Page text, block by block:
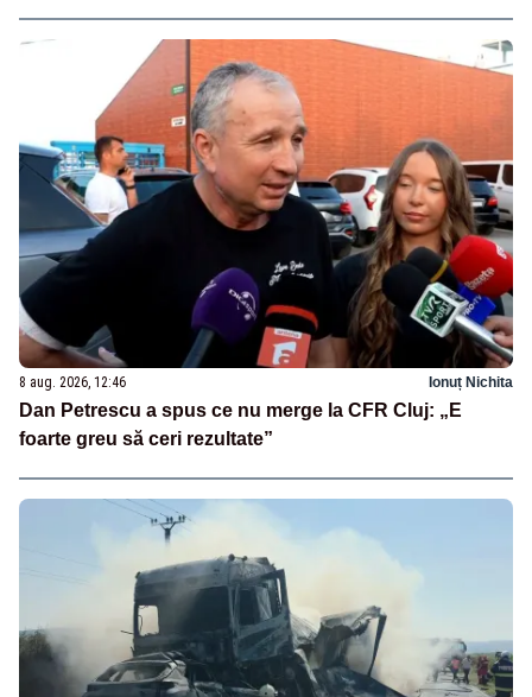
8 aug. 2026, 12:46 Ionuț Nichita
Dan Petrescu a spus ce nu merge la CFR Cluj: „E
foarte greu să ceri rezultate”